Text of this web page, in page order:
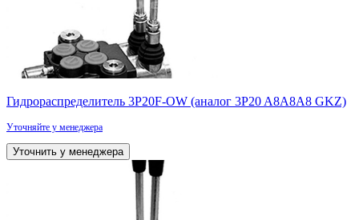
Гидрораспределитель 3P20F-OW (аналог 3P20 A8А8А8 GKZ)
Уточняйте у менеджера
Уточнить у менеджера